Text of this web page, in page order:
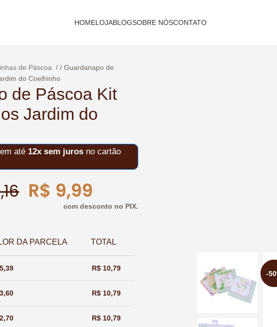
HOMELOJABLOGSOBRE NÓSCONTATO
de Páscoa /
Guardanapo de
do Coelhinho
de Páscoa Kit
Jardim do
em até 12x sem jurosno cartão
R$ 9,99
com desconto no PIX.
DA PARCELA TOTAL
R$10,79
R$10,79
R$10,79
-